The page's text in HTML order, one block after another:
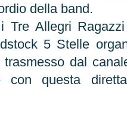
della band.
Tre Allegri
5 Stelle
dal
con questa